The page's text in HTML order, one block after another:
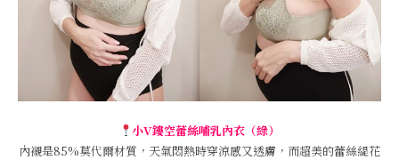
小V鏤空蕾絲哺乳內衣（綠）
內襯是85%莫代爾材質，天氣悶熱時穿涼感又透膚，而超美的蕾絲緹花